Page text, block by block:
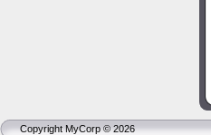
Copyright MyCorp © 2026